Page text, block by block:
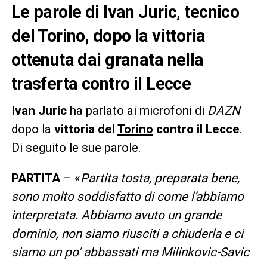
Le parole di Ivan Juric, tecnico
del Torino, dopo la vittoria
ottenuta dai granata nella
trasferta contro il Lecce
Ivan Juricha parlato ai microfoni di DAZN
dopo la vittoria del Torino contro il Lecce.
Di seguito le sue parole.
PARTITA– «Partita tosta, preparata bene,
sono molto soddisfatto di come l’abbiamo
interpretata. Abbiamo avuto un grande
dominio, non siamo riusciti a chiuderla e ci
siamo un po’ abbassati ma Milinkovic-Savic